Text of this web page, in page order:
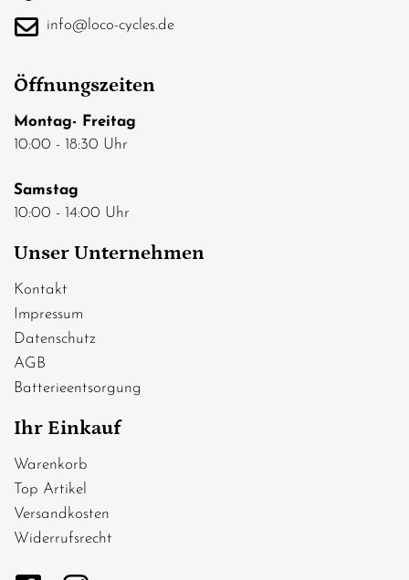
info@loco-cycles.de
Öffnungszeiten
Montag- Freitag
10:00 - 18:30 Uhr
Samstag
10:00 - 14:00 Uhr
Unser Unternehmen
Kontakt
Impressum
Datenschutz
AGB
Batterieentsorgung
Ihr Einkauf
Warenkorb
Top Artikel
Versandkosten
Widerrufsrecht